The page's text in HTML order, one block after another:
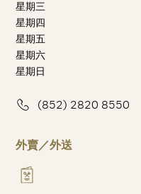
星期三
星期四
星期五
星期六
星期日
(852) 2820 8550
外賣／外送